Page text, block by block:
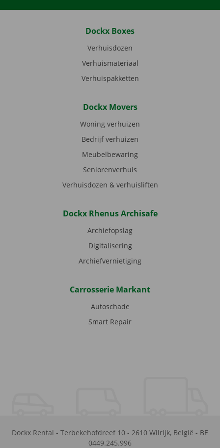
Dockx Boxes
Verhuisdozen
Verhuismateriaal
Verhuispakketten
Dockx Movers
Woning verhuizen
Bedrijf verhuizen
Meubelbewaring
Seniorenverhuis
Verhuisdozen & verhuisliften
Dockx Rhenus Archisafe
Archiefopslag
Digitalisering
Archiefvernietiging
Carrosserie Markant
Autoschade
Smart Repair
Dockx Rental - Terbekehofdreef 10 - 2610 Wilrijk, België - BE
0449.245.996